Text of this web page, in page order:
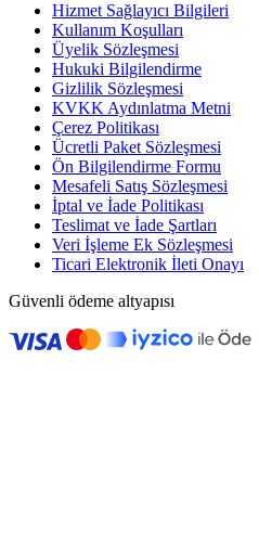
Hizmet Sağlayıcı Bilgileri
Kullanım Koşulları
Üyelik Sözleşmesi
Hukuki Bilgilendirme
Gizlilik Sözleşmesi
KVKK Aydınlatma Metni
Çerez Politikası
Ücretli Paket Sözleşmesi
Ön Bilgilendirme Formu
Mesafeli Satış Sözleşmesi
İptal ve İade Politikası
Teslimat ve İade Şartları
Veri İşleme Ek Sözleşmesi
Ticari Elektronik İleti Onayı
Güvenli ödeme altyapısı